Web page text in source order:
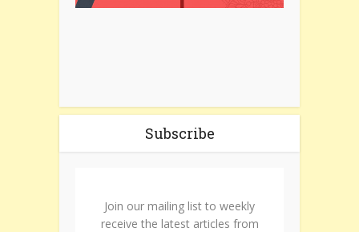
Subscribe
Join our mailing list to weekly
receive the latest articles from